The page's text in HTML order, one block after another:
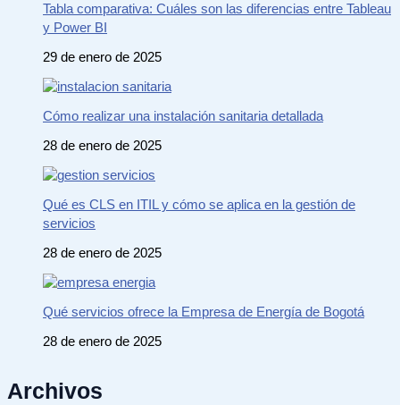
Tabla comparativa: Cuáles son las diferencias entre Tableau
y Power BI
29 de enero de 2025
Cómo realizar una instalación sanitaria detallada
28 de enero de 2025
Qué es CLS en ITIL y cómo se aplica en la gestión de
servicios
28 de enero de 2025
Qué servicios ofrece la Empresa de Energía de Bogotá
28 de enero de 2025
Archivos